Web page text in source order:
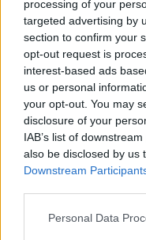
processing of your
targeted advertising by
section to confirm your
opt-out request is
interest-based ads
us or personal
your opt-out. You may
disclosure of your
IAB’s list of
also be disclosed by us
Downstream
Please note that this
Personal Data
Mitu Melinda, a
elmondta: ezek az
Magyarország,
történetének fontos
mellett a város, és a
játszó magyar királyok
tárgyak is gazdagítják.